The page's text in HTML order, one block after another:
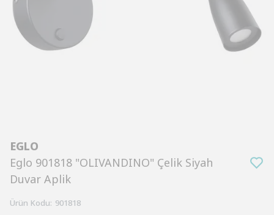
EGLO
Eglo 901818 "OLIVANDINO" Çelik Siyah
Duvar Aplik
Ürün Kodu: 901818